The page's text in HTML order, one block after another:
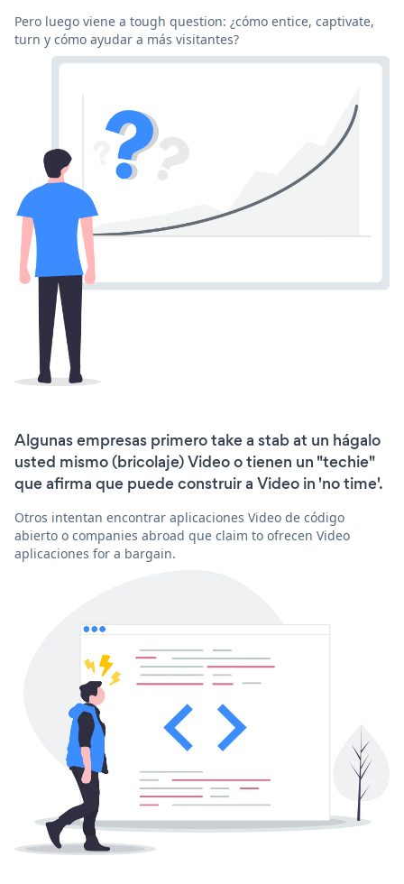
Pero luego viene a tough question: ¿cómo entice, captivate,
turn y cómo ayudar a más visitantes?
Algunas empresas primero take a stab at un hágalo
usted mismo (bricolaje) Video o tienen un "techie"
que afirma que puede construir a Video in 'no time'.
Otros intentan encontrar aplicaciones Video de código
abierto o companies abroad que claim to ofrecen Video
aplicaciones for a bargain.